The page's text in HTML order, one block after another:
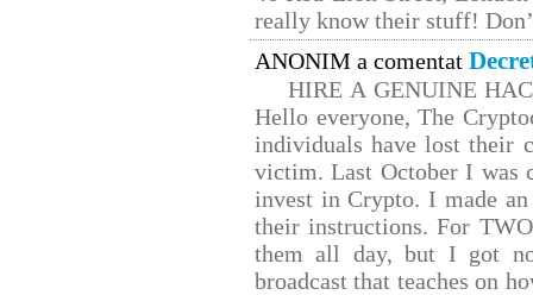
really know their stuff!
ANONIM a comentat
HIRE A GENUINE
Hello everyone, The
individuals have lost their
victim. Last October I was
invest in Crypto. I made
their instructions. For
them all day, but I got
broadcast that teaches on